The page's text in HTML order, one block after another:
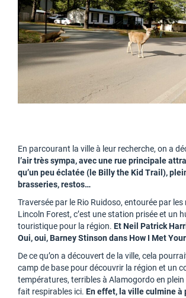
En parcourant la ville à leur recherche, on a
l’air très sympa, avec une rue principale
qu’un peu éclatée (le Billy the Kid Trail),
brasseries, restos…
Traversée par le Rio Ruidoso, entourée par
Lincoln Forest, c’est une station prisée et un
touristique pour la région. EtNeil Patrick
Oui, oui, Barney Stinson dans How I Met
De ce qu’on a découvert de la ville, cela
camp de base pour découvrir la région et un
températures, terribles à Alamogordo en
fait respirables ici. En effet, la ville culmine à